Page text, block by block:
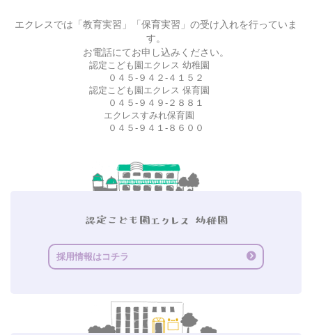
エクレスでは「教育実習」「保育実習」の受け入れを行っていま
す。
お電話にてお申し込みください。
認定こども園エクレス 幼稚園
０４５-９４２-４１５２
認定こども園エクレス 保育園
０４５-９４９-２８８１
エクレスすみれ保育園
０４５-９４１-８６００
採用情報はコチラ